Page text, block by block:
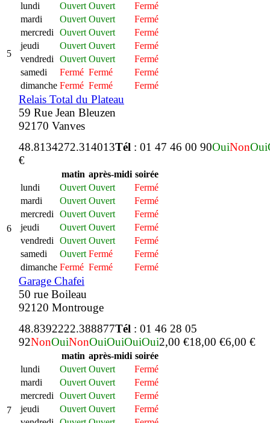
5
lundi
Ouvert Ouvert
Fermé
mardi
Ouvert Ouvert
Fermé
mercredi
Ouvert Ouvert
Fermé
jeudi
Ouvert Ouvert
Fermé
vendredi
Ouvert Ouvert
Fermé
samedi
Fermé Fermé
Fermé
dimanche Fermé Fermé Fermé
Relais Total du Plateau
59 Rue Jean Bleuzen
92170 Vanves
6
48.8134272.314013Tél : 01 47 46 00 90OuiNonOui
€
matin après-midi soirée
lundi
Ouvert Ouvert
Fermé
mardi
Ouvert Ouvert
Fermé
mercredi
Ouvert Ouvert
Fermé
jeudi
Ouvert Ouvert
Fermé
vendredi
Ouvert Ouvert
Fermé
samedi
Ouvert Fermé
Fermé
dimanche Fermé Fermé Fermé
Garage Chafei
50 rue Boileau
92120 Montrouge
7
48.8392222.388877Tél : 01 46 28 05
92NonOuiNonOuiOuiOuiOui2,00 €18,00 €6,00 €
matin après-midi soirée
lundi
Ouvert Ouvert
Fermé
mardi
Ouvert Ouvert
Fermé
mercredi
Ouvert Ouvert
Fermé
jeudi
Ouvert Ouvert
Fermé